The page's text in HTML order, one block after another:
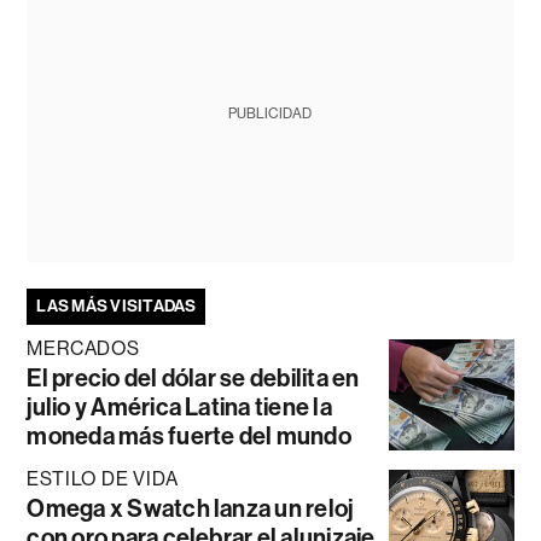
PUBLICIDAD
LAS MÁS VISITADAS
MERCADOS
El precio del dólar se debilita en
julio y América Latina tiene la
moneda más fuerte del mundo
ESTILO DE VIDA
Omega x Swatch lanza un reloj